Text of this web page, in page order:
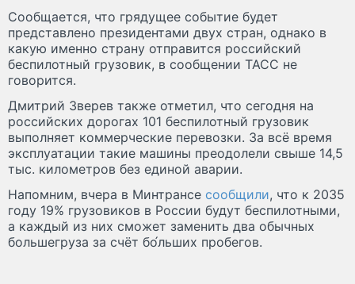
Сообщается, что грядущее событие будет
представлено президентами двух стран, однако в
какую именно страну отправится российский
беспилотный грузовик, в сообщении ТАСС не
говорится.
Дмитрий Зверев также отметил, что сегодня на
российских дорогах 101 беспилотный грузовик
выполняет коммерческие перевозки. За всё время
эксплуатации такие машины преодолели свыше 14,5
тыс. километров без единой аварии.
Напомним, вчера в Минтрансе сообщили, что к 2035
году 19% грузовиков в России будут беспилотными,
а каждый из них сможет заменить два обычных
большегруза за счёт бо́льших пробегов.